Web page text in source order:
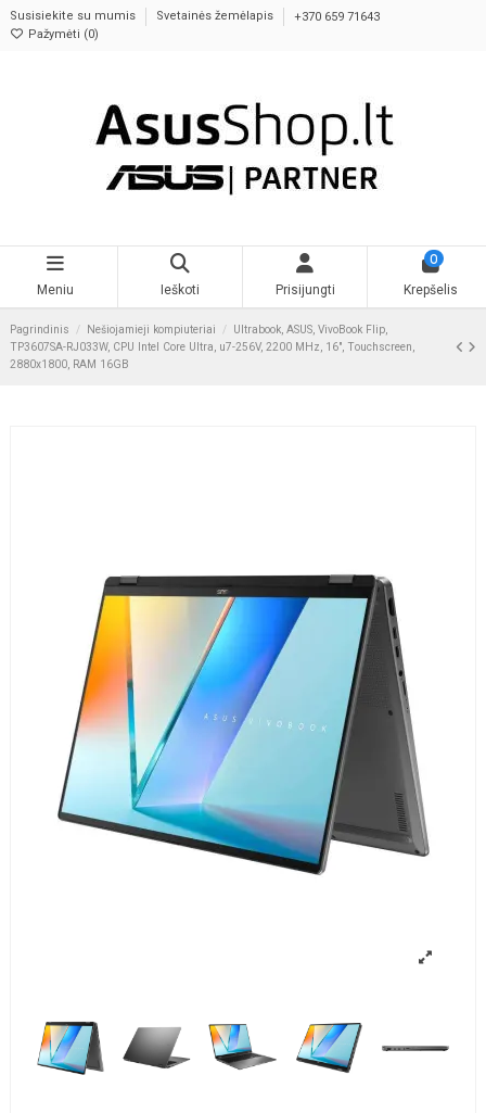
Susisiekite su mumis Svetainės žemėlapis
+370 659 71643
Pažymėti (0)
Meniu Ieškoti Prisijungti
0
Krepšelis
Pagrindinis Nešiojamieji kompiuteriai
Ultrabook, ASUS, VivoBook Flip,
TP3607SA-RJ033W, CPU Intel Core Ultra, u7-256V, 2200 MHz, 16", Touchscreen,
2880x1800, RAM 16GB